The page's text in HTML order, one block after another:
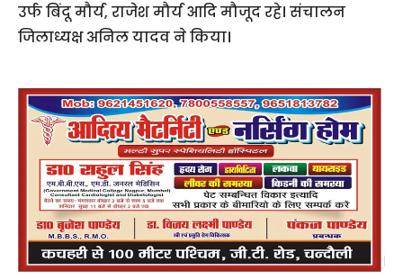
उर्फ बिंदू मौर्य, राजेश मौर्य आदि मौजूद रहे। संचालन
जिलाध्यक्ष अनिल यादव ने किया।